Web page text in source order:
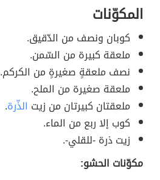
المكوّنات
كوبان ونصف من الدّقيق.
ملعقة كبيرة من السّمن.
نصف ملعقةٍ صغيرةٍ من الكركم.
ملعقة صغيرة من الملح.
ملعقتان كبيرتان من زيت الذّرة.
كوب إلا ربع من الماء.
زيت ذرة -للقلي-.
مكوّنات الحشو: